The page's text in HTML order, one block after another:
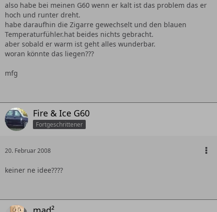
also habe bei meinen G60 wenn er kalt ist das problem das er
hoch und runter dreht.
habe daraufhin die Zigarre gewechselt und den blauen
Temperaturfühler.hat beides nichts gebracht.
aber sobald er warm ist geht alles wunderbar.
woran könnte das liegen???
mfg
Fire & Ice G60
Fortgeschrittener
20. Februar 2008
keiner ne idee????